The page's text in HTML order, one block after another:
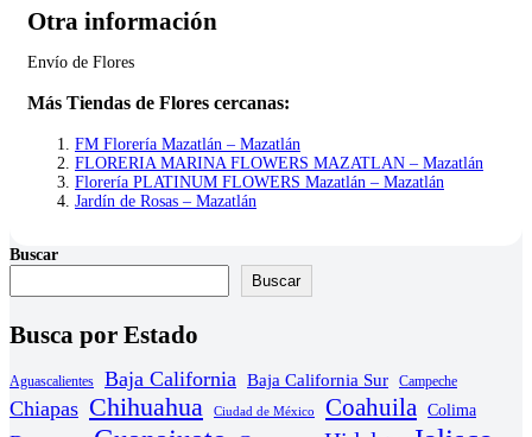
Otra información
Envío de Flores
Más Tiendas de Flores cercanas:
FM Florería Mazatlán – Mazatlán
FLORERIA MARINA FLOWERS MAZATLAN – Mazatlán
Florería PLATINUM FLOWERS Mazatlán – Mazatlán
Jardín de Rosas – Mazatlán
Buscar
Buscar
Busca por Estado
Aguascalientes Baja California Baja California Sur Campeche
Chiapas Chihuahua Ciudad de México Coahuila Colima